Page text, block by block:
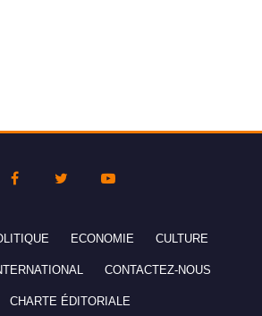
ECONOMIE CULTURE
CONTACTEZ-NOUS
CHARTE ÉDITORIALE